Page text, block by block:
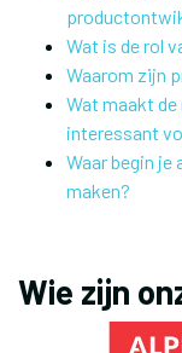
Wat is de rol
Waarom zijn
Wat maakt
interessant
Waar begin je
maken?
Wie zijn